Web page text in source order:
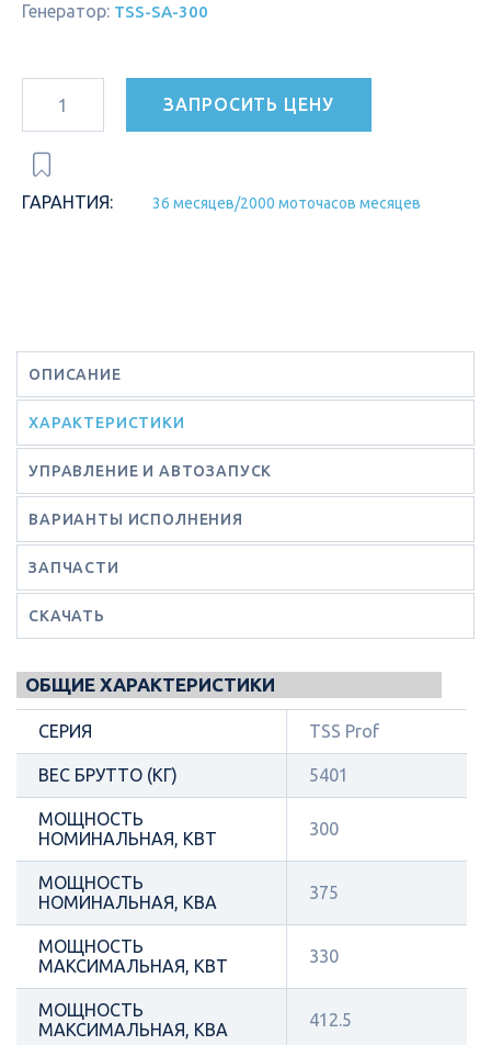
Генератор: TSS-SA-300
ЗАПРОСИТЬ ЦЕНУ
ГАРАНТИЯ: 36 месяцев/2000 моточасов месяцев
ОПИСАНИЕ
ХАРАКТЕРИСТИКИ
УПРАВЛЕНИЕ И АВТОЗАПУСК
ВАРИАНТЫ ИСПОЛНЕНИЯ
ЗАПЧАСТИ
СКАЧАТЬ
ОБЩИЕ ХАРАКТЕРИСТИКИ
СЕРИЯ TSS Prof
ВЕС БРУТТО (КГ) 5401
МОЩНОСТЬ
НОМИНАЛЬНАЯ, КВТ
300
МОЩНОСТЬ
НОМИНАЛЬНАЯ, КВА
375
МОЩНОСТЬ
МАКСИМАЛЬНАЯ, КВТ
330
МОЩНОСТЬ
МАКСИМАЛЬНАЯ, КВА
412.5